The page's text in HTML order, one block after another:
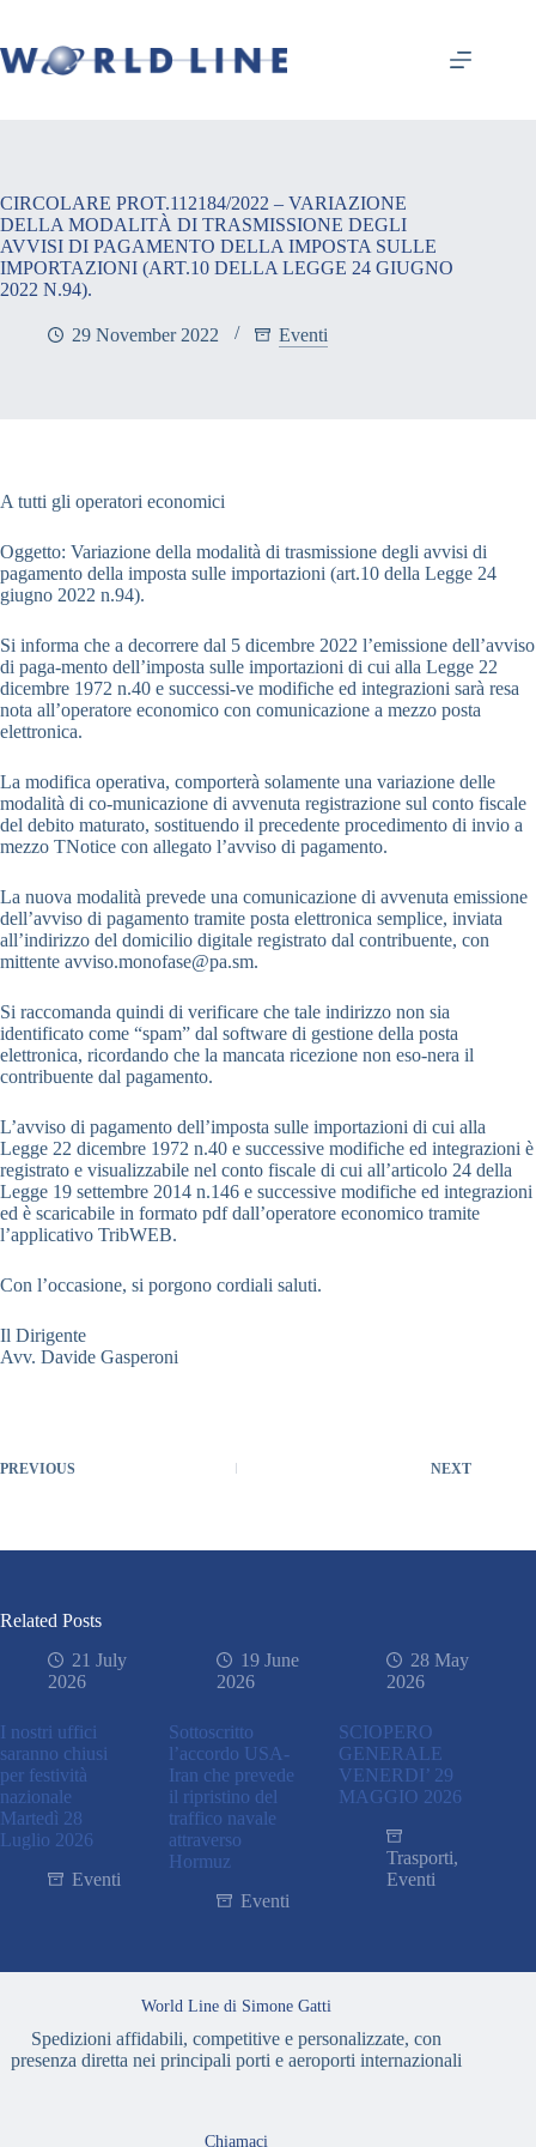
CIRCOLARE PROT.112184/2022 – VARIAZIONE
DELLA MODALITÀ DI TRASMISSIONE DEGLI
AVVISI DI PAGAMENTO DELLA IMPOSTA SULLE
IMPORTAZIONI (ART.10 DELLA LEGGE 24 GIUGNO
2022 N.94).
29 November 2022 Eventi
A tutti gli operatori economici
Oggetto: Variazione della modalità di trasmissione degli avvisi di
pagamento della imposta sulle importazioni (art.10 della Legge 24
giugno 2022 n.94).
Si informa che a decorrere dal 5 dicembre 2022 l’emissione dell’avviso
di paga-mento dell’imposta sulle importazioni di cui alla Legge 22
dicembre 1972 n.40 e successi-ve modifiche ed integrazioni sarà resa
nota all’operatore economico con comunicazione a mezzo posta
elettronica.
La modifica operativa, comporterà solamente una variazione delle
modalità di co-municazione di avvenuta registrazione sul conto fiscale
del debito maturato, sostituendo il precedente procedimento di invio a
mezzo TNotice con allegato l’avviso di pagamento.
La nuova modalità prevede una comunicazione di avvenuta emissione
dell’avviso di pagamento tramite posta elettronica semplice, inviata
all’indirizzo del domicilio digitale registrato dal contribuente, con
mittente avviso.monofase@pa.sm.
Si raccomanda quindi di verificare che tale indirizzo non sia
identificato come “spam” dal software di gestione della posta
elettronica, ricordando che la mancata ricezione non eso-nera il
contribuente dal pagamento.
L’avviso di pagamento dell’imposta sulle importazioni di cui alla
Legge 22 dicembre 1972 n.40 e successive modifiche ed integrazioni è
registrato e visualizzabile nel conto fiscale di cui all’articolo 24 della
Legge 19 settembre 2014 n.146 e successive modifiche ed integrazioni
ed è scaricabile in formato pdf dall’operatore economico tramite
l’applicativo TribWEB.
Con l’occasione, si porgono cordiali saluti.
Il Dirigente
Avv. Davide Gasperoni
PREVIOUS NEXT
Related Posts
21 July
2026
I nostri uffici
saranno chiusi
per festività
nazionale
Martedì 28
Luglio 2026
Eventi
19 June
2026
Sottoscritto
l’accordo USA-
Iran che prevede
il ripristino del
traffico navale
attraverso
Hormuz
Eventi
28 May
2026
SCIOPERO
GENERALE
VENERDI’ 29
MAGGIO 2026
Trasporti,
Eventi
World Line di Simone Gatti
Spedizioni affidabili, competitive e personalizzate, con
presenza diretta nei principali porti e aeroporti internazionali
Chiamaci